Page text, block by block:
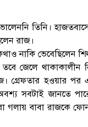
তিনি।
রাজ।
নাকি ভেবেছিলেন
জেলে থাকাকালীন
গ্রেফতার হওয়ার পর
সবটাই জানতে
গলায় বাবা রাজকে